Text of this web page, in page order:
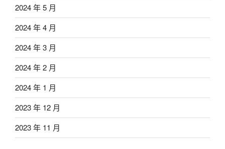
2024 年 5 月
2024 年 4 月
2024 年 3 月
2024 年 2 月
2024 年 1 月
2023 年 12 月
2023 年 11 月